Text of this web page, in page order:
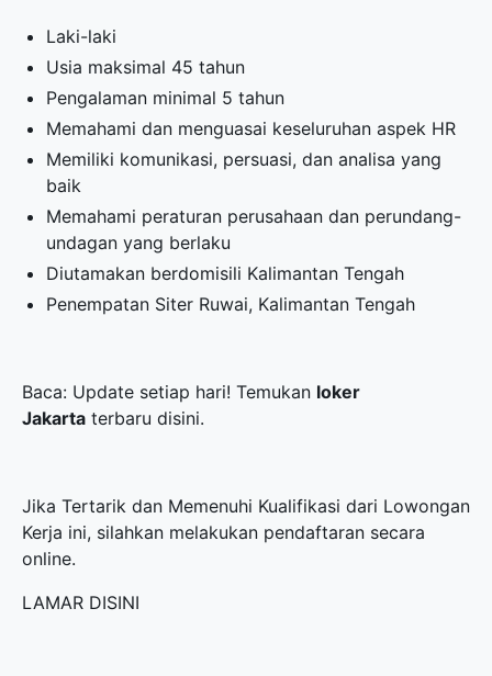
Laki-laki
Usia maksimal 45 tahun
Pengalaman minimal 5 tahun
Memahami dan menguasai keseluruhan aspek HR
Memiliki komunikasi, persuasi, dan analisa yang
baik
Memahami peraturan perusahaan dan perundang-
undagan yang berlaku
Diutamakan berdomisili Kalimantan Tengah
Penempatan Siter Ruwai, Kalimantan Tengah
Baca: Update setiap hari! Temukan loker
Jakarta terbaru disini.
Jika Tertarik dan Memenuhi Kualifikasi dari Lowongan
Kerja ini, silahkan melakukan pendaftaran secara
online.
LAMAR DISINI